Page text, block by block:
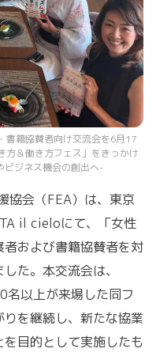
書籍協賛者向け交流会を6月17
＆働き方フェス」をきっかけ
ビジネス機会の創出へ-
協会（FEA）は、東京
il cieloにて、「女性
および書籍協賛者を対
た。本交流会は、
以上が来場した同フ
を継続し、新たな協業
目的として実施したも